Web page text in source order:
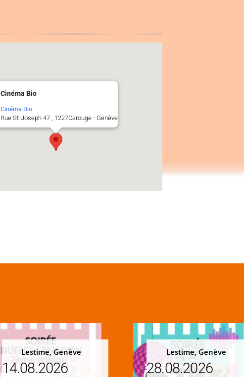
Cinéma Bio
Cinéma Bio
Rue St-Joseph 47 , 1227Carouge - Genève
Lestime, Genève
14.08.2026
Lestime, Genève
28.08.2026